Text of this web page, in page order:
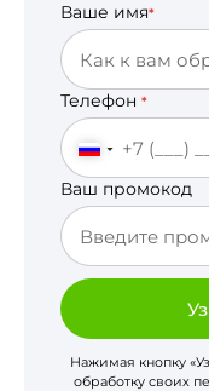
Ваше имя*
Телефон *
Ваш промокод
Нажимая кнопку
обработку своих